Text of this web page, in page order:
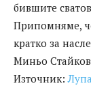
бившите
Припомняме,
кратко за
Миньо
Източник:Лупа